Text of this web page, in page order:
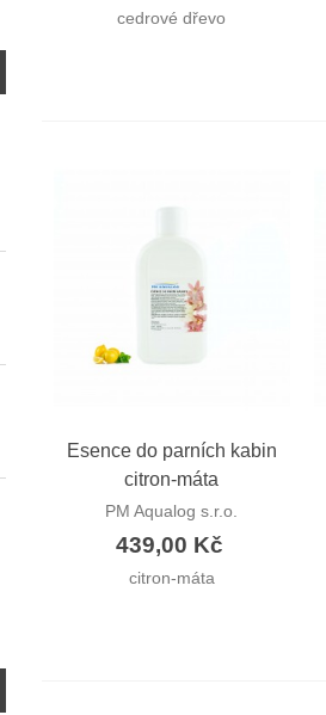
Saunová esence
SCHRADER smrkové
jehličí
985,00 Kč
peprná
1 153,00 Kč
Saunová esence
SCHRADER mandarinka
cedrové dřevo
Rychlý náhled
Esence do parních kabin
citron-máta
PM Aqualog s.r.o.
439,00 Kč
citron-máta